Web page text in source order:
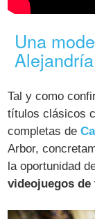
Una
Alejandría
Tal y como
títulos clásicos
completas de
Arbor,
la oportunidad
videojuegos